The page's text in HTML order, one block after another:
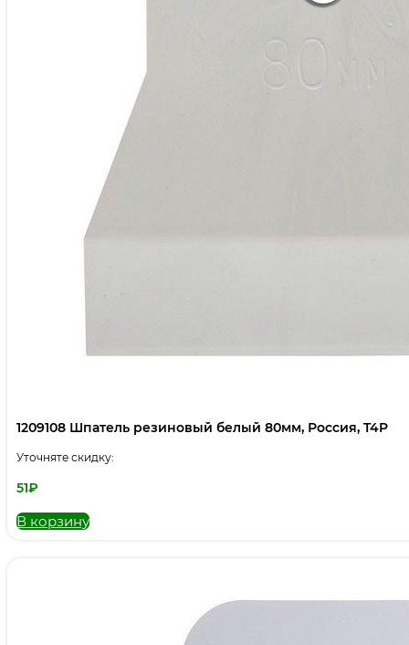
1209108 Шпатель резиновый белый 80мм, Россия, T4P
Уточняте скидку:
51₽
В корзину